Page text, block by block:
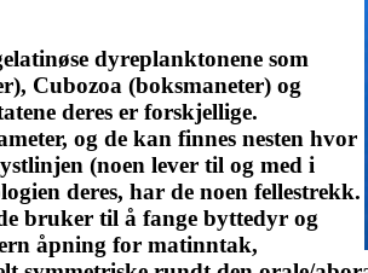
dyreplanktonene som
Cubozoa (boksmaneter) og
deres er forskjellige.
og de kan finnes nesten hvor
(noen lever til og med i
deres, har de noen fellestrekk.
bruker til å fange byttedyr og
åpning for matinntak,